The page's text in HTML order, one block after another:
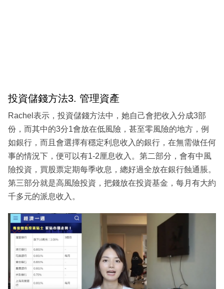
投資儲錢方法3. 管理資產
Rachel表示，投資儲錢方法中，她自己會把收入分成3部
份，而其中的3分1會放在低風險，甚至零風險的地方，例
如銀行，而且會選擇有穩定利息收入的銀行，在無需做任何
事的情況下，便可以有1-2厘息收入。第二部分，會有中風
險投資，買股票定期每季收息，總好過全放在銀行蝕通脹。
第三部分就是高風險投資，把錢放在投資基金，每月有大約
千多元的派息收入。